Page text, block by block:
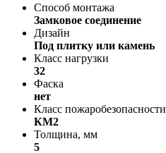
Способ монтажа
Замковое соединение
Дизайн
Под плитку или камень
Класс нагрузки
32
Фаска
нет
Класс пожаробезопасности
КМ2
Толщина, мм
5